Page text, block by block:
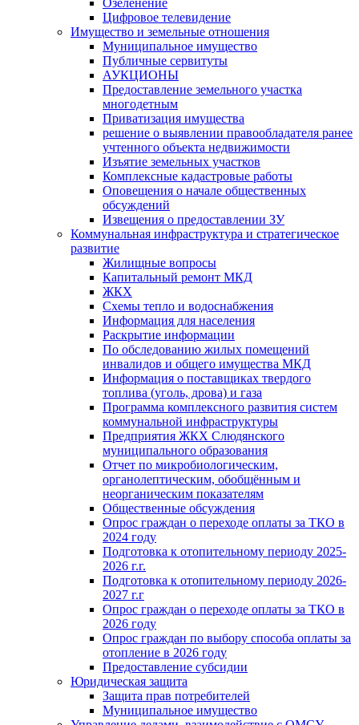
Озеленение
Цифровое телевидение
Имущество и земельные отношения
Муниципальное имущество
Публичные сервитуты
АУКЦИОНЫ
Предоставление земельного участка
многодетным
Приватизация имущества
решение о выявлении правообладателя ранее
учтенного объекта недвижимости
Изъятие земельных участков
Комплексные кадастровые работы
Оповещения о начале общественных
обсуждений
Извещения о предоставлении ЗУ
Коммунальная инфраструктура и стратегическое
развитие
Жилищные вопросы
Капитальный ремонт МКД
ЖКХ
Схемы тепло и водоснабжения
Информация для населения
Раскрытие информации
По обследованию жилых помещений
инвалидов и общего имущества МКД
Информация о поставщиках твердого
топлива (уголь, дрова) и газа
Программа комплексного развития систем
коммунальной инфраструктуры
Предприятия ЖКХ Слюдянского
муниципального образования
Отчет по микробиологическим,
органолептическим, обобщённым и
неорганическим показателям
Общественные обсуждения
Опрос граждан о переходе оплаты за ТКО в
2024 году
Подготовка к отопительному периоду 2025-
2026 г.г.
Подготовка к отопительному периоду 2026-
2027 г.г
Опрос граждан о переходе оплаты за ТКО в
2026 году
Опрос граждан по выбору способа оплаты за
отопление в 2026 году
Предоставление субсидии
Юридическая защита
Защита прав потребителей
Муниципальное имущество